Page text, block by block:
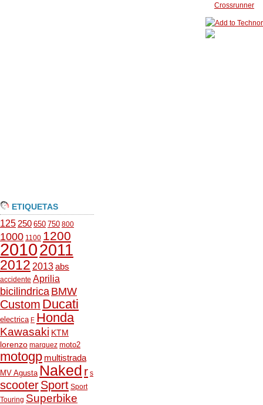
ETIQUETAS
125 250 650 750 800
1000 1100 1200
20102011
2012 2013abs
accidente Aprilia
bicilindrica BMW
Custom Ducati
electrica F Honda
Kawasaki KTM
lorenzo marquez moto2
motogp multistrada
MV Agusta Naked r s
scooterSport Sport
Touring Superbike
Crossrunner